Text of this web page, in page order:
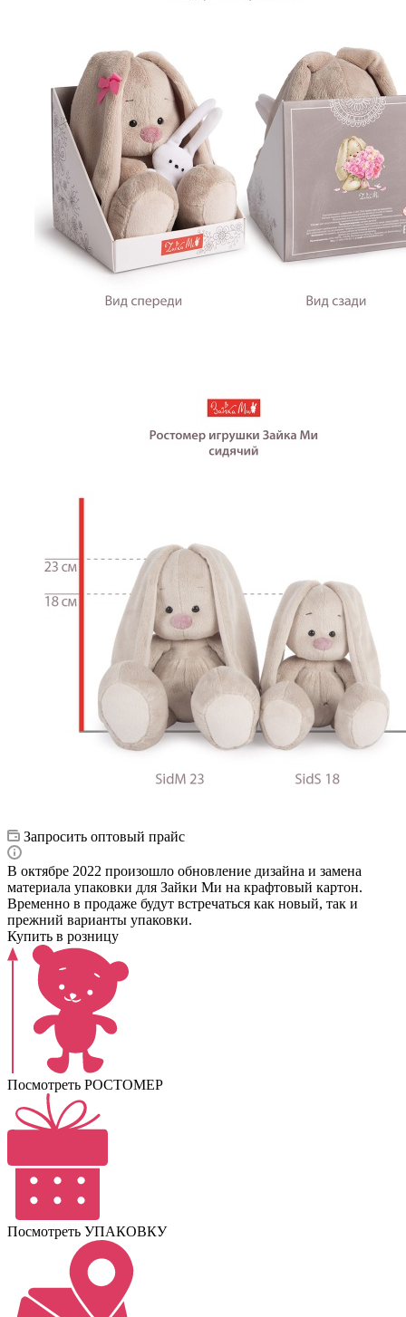
Запросить оптовый прайс
В октябре 2022 произошло обновление дизайна и замена
материала упаковки для Зайки Ми на крафтовый картон.
Временно в продаже будут встречаться как новый, так и
прежний варианты упаковки.
Купить в розницу
Посмотреть РОСТОМЕР
Посмотреть УПАКОВКУ